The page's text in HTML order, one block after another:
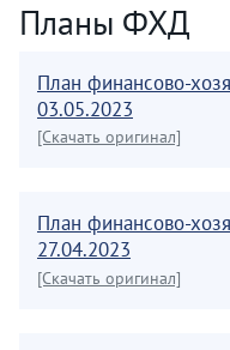
Планы ФХД
План финансово-
03.05.2023
[Скачать оригинал]
План финансово-
27.04.2023
[Скачать оригинал]